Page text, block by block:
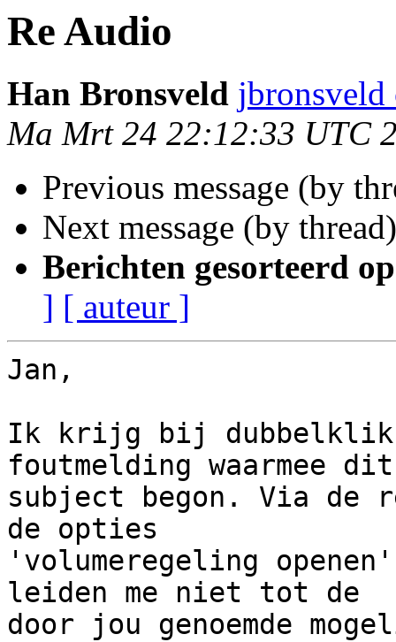
Re Audio
Han Bronsveld jbronsveld
Ma Mrt 24 22:12:33 UTC
Previous message (by
Next message (by
Berichten gesorteerd
] [ auteur ]
Jan,
Ik krijg bij
foutmelding waarmee
subject begon. Via de
de opties
'volumeregeling
leiden me niet tot de
door jou genoemde